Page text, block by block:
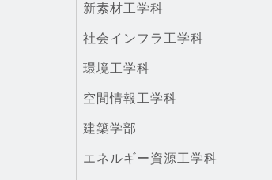
新素材工学科
社会インフラ工学科
環境工学科
空間情報工学科
建築学部
エネルギー資源工学科